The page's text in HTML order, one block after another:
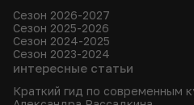
Сезон 2026-2027
Сезон 2025-2026
Сезон 2024-2025
Сезон 2023-2024
интересные статьи
Краткий гид по современным